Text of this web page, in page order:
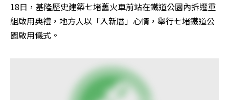
18日，基隆歷史建築七堵舊火車前站在鐵道公園內拆遷重
組啟用典禮，地方人以「入新厝」心情，舉行七堵鐵道公
園啟用儀式。